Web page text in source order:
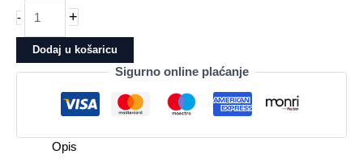
-
ONKRON
Fixed
TV
Wall
to
+
Dodaj u košaricu
Sigurno online plaćanje
Opis